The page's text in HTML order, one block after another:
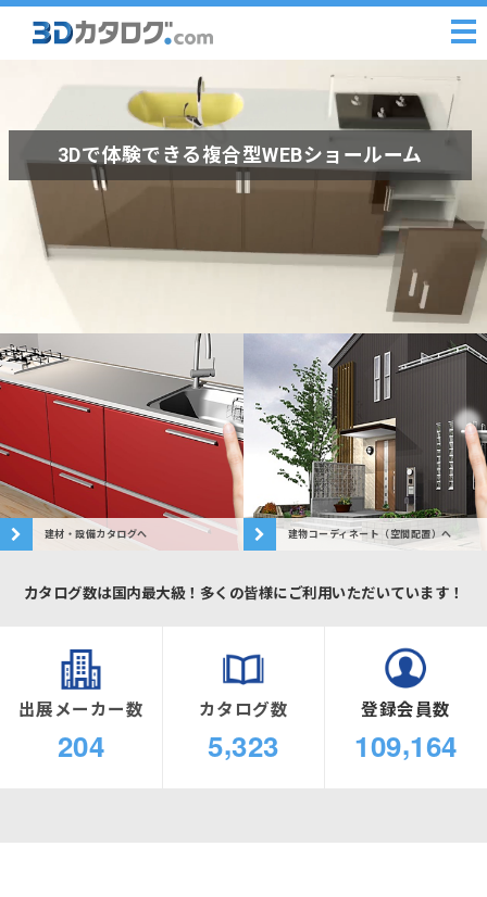
建材・設備カタログへ 建物コーディネート（空間配置）へ
3Dで体験できる複合型WEBショールーム
カタログ数は国内最大級！多くの皆様にご利用いただいています！
出展メーカー数
204
カタログ数
5,323
登録会員数
109,164